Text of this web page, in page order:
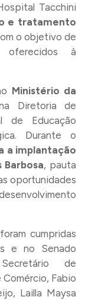
Tacchini
e tratamento
o objetivo de
oferecidos à
Ministério da
Diretoria de
de Educação
Durante o
a implantação
, pauta
oportunidades
cumpridas
e no Senado
de
Fabio
Lailla Maysa